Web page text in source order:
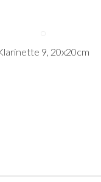
9, 20x20cm